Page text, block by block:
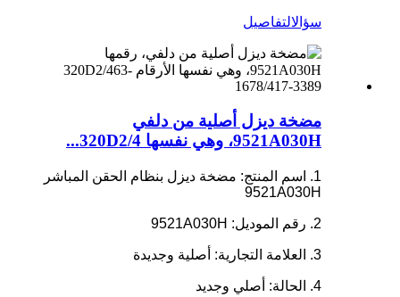
سؤالالتفاصيل
مضخة ديزل أصلية من دلفي
9521A030H، وهي نفسها 320D2/4...
1. اسم المنتج: مضخة ديزل بنظام الحقن المباشر
9521A030H
2. رقم الموديل: 9521A030H
3. العلامة التجارية: أصلية وجديدة
4. الحالة: أصلي وجديد